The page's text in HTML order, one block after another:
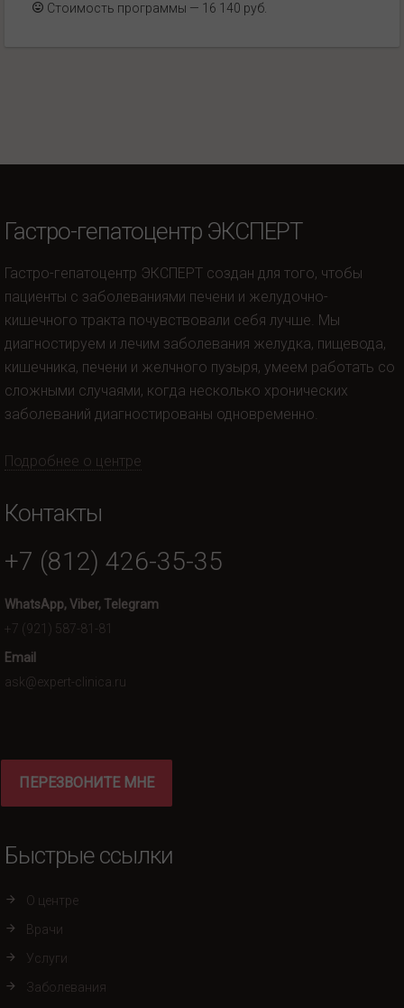
Стоимость программы — 16 140 руб.
Гастро-гепатоцентр ЭКСПЕРТ
Гастро-гепатоцентр ЭКСПЕРТ создан для того, чтобы
пациенты с заболеваниями печени и желудочно-
кишечного тракта почувствовали себя лучше. Мы
диагностируем и лечим заболевания желудка, пищевода,
кишечника, печени и желчного пузыря, умеем работать со
сложными случаями, когда несколько хронических
заболеваний диагностированы одновременно.
Подробнее о центре
Контакты
+7 (812) 426-35-35
WhatsApp, Viber, Telegram
+7 (921) 587-81-81
Email
ask@expert-clinica.ru
ПЕРЕЗВОНИТЕ МНЕ
Быстрые ссылки
О центре
Врачи
Услуги
Заболевания